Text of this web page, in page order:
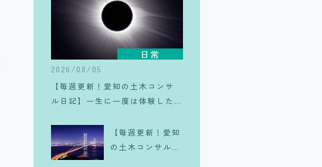
日常
2026/08/05
【毎週更新！愛知の土木コンサ
ル日記】一生に一度は体験した
【毎週更新！愛知
の土木コンサル日